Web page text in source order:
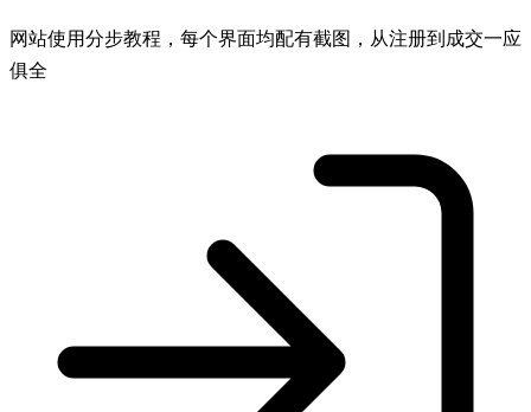
网站使用分步教程，每个界面均配有截图，从注册到成交一应
俱全